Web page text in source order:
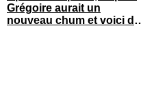
Grégoire aurait un
nouveau chum et voici de